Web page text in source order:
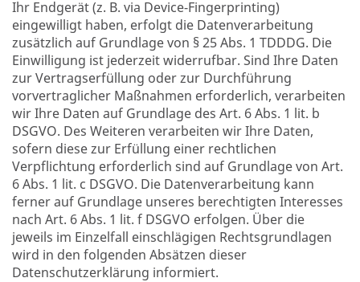
Ihr Endgerät (z. B. via Device-Fingerprinting)
eingewilligt haben, erfolgt die Datenverarbeitung
zusätzlich auf Grundlage von § 25 Abs. 1 TDDDG. Die
Einwilligung ist jederzeit widerrufbar. Sind Ihre Daten
zur Vertragserfüllung oder zur Durchführung
vorvertraglicher Maßnahmen erforderlich, verarbeiten
wir Ihre Daten auf Grundlage des Art. 6 Abs. 1 lit. b
DSGVO. Des Weiteren verarbeiten wir Ihre Daten,
sofern diese zur Erfüllung einer rechtlichen
Verpflichtung erforderlich sind auf Grundlage von Art.
6 Abs. 1 lit. c DSGVO. Die Datenverarbeitung kann
ferner auf Grundlage unseres berechtigten Interesses
nach Art. 6 Abs. 1 lit. f DSGVO erfolgen. Über die
jeweils im Einzelfall einschlägigen Rechtsgrundlagen
wird in den folgenden Absätzen dieser
Datenschutzerklärung informiert.